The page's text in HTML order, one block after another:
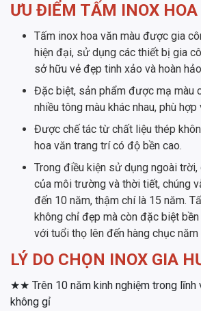
ƯU ĐIỂM TẤM INOX
Tấm inox hoa văn màu được gia
hiện đại, sử dụng các thiết bị gia
sở hữu vẻ đẹp tinh xảo và hoàn
Đặc biệt, sản phẩm được mạ màu
nhiều tông màu khác nhau, phù
Được chế tác từ chất liệu thép
hoa văn trang trí có độ bền cao.
Trong điều kiện sử dụng ngoài
của môi trường và thời tiết, chúng
đến 10 năm, thậm chí là 15 năm.
không chỉ đẹp mà còn đặc biệt
với tuổi thọ lên đến hàng chục năm
LÝ DO CHỌN INOX GIA
★★ Trên 10 năm kinh nghiệm trong lĩnh
không gỉ